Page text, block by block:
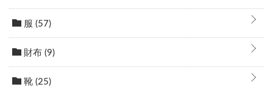
服 (57)
財布 (9)
靴 (25)